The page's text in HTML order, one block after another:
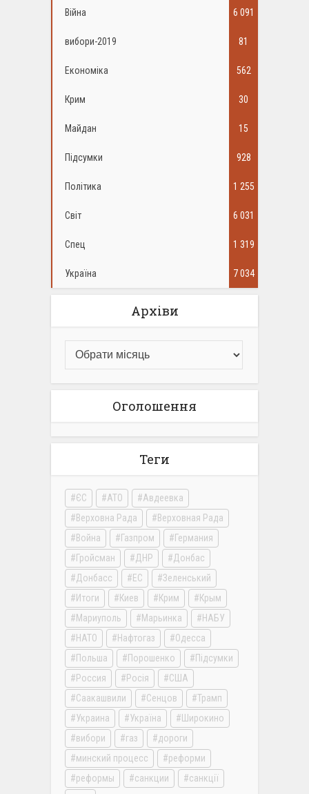
Війна 6 091
вибори-2019 81
Економіка 562
Крим 30
Майдан 15
Підсумки 928
Політика 1 255
Світ 6 031
Спец 1 319
Україна 7 034
Архіви
Оголошення
Теги
ЄС АТО
Авдеевка
Верховна Рада
Верховная Рада
Война
Газпром
Германия
Гройсман
ДНР
Донбас
Донбасс
ЕС
Зеленський
Итоги
Киев Крим
Крым
Мариуполь
Марьинка
НАБУ
НАТО
Нафтогаз
Одесса
Польша
Порошенко
Підсумки
Россия
Росія
США
Саакашвили
Сенцов
Трамп
Украина
Україна
Широкино
вибори
газ
дороги
минский процесс
реформи
реформы
санкции
санкції